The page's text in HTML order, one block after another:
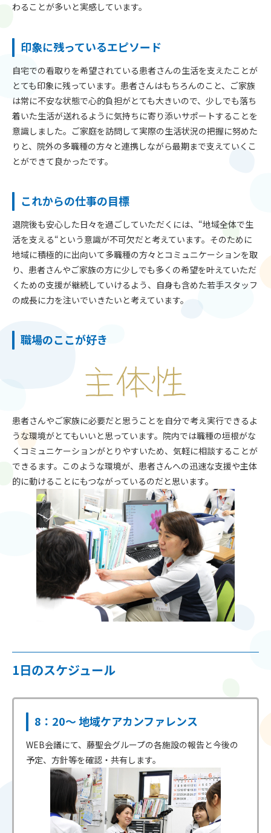
わることが多いと実感しています。
印象に残っているエピソード
自宅での看取りを希望されている患者さんの生活を支えたことが
とても印象に残っています。患者さんはもちろんのこと、ご家族
は常に不安な状態で心的負担がとても大きいので、少しでも落ち
着いた生活が送れるように気持ちに寄り添いサポートすることを
意識しました。ご家庭を訪問して実際の生活状況の把握に努めた
りと、院外の多職種の方々と連携しながら最期まで支えていくこ
とができて良かったです。
これからの仕事の目標
退院後も安心した日々を過ごしていただくには、“地域全体で生
活を支える“という意識が不可欠だと考えています。そのために
地域に積極的に出向いて多職種の方々とコミュニケーションを取
り、患者さんやご家族の方に少しでも多くの希望を叶えていただ
くための支援が継続していけるよう、自身も含めた若手スタッフ
の成長に力を注いでいきたいと考えています。
職場のここが好き
患者さんやご家族に必要だと思うことを自分で考え実行できるよ
うな環境がとてもいいと思っています。院内では職種の垣根がな
くコミュニケーションがとりやすいため、気軽に相談することが
できるます。このような環境が、患者さんへの迅速な支援や主体
的に動けることにもつながっているのだと思います。
1日のスケジュール
8：20～ 地域ケアカンファレンス
WEB会議にて、藤聖会グループの各施設の報告と今後の
予定、方針等を確認・共有します。